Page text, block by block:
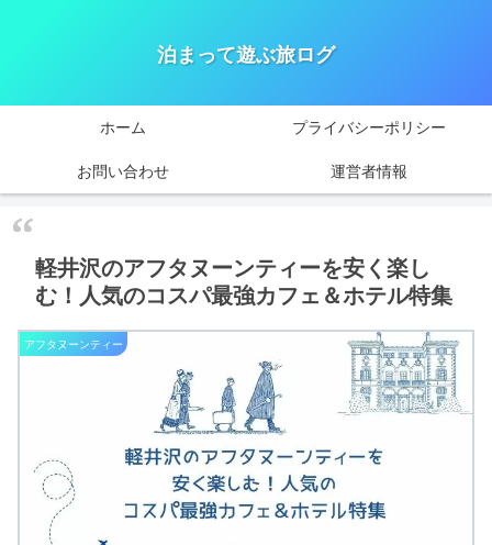
泊まって遊ぶ旅ログ
ホーム プライバシーポリシー
お問い合わせ 運営者情報
軽井沢のアフタヌーンティーを安く楽し
む！人気のコスパ最強カフェ＆ホテル特集
アフタヌーンティー